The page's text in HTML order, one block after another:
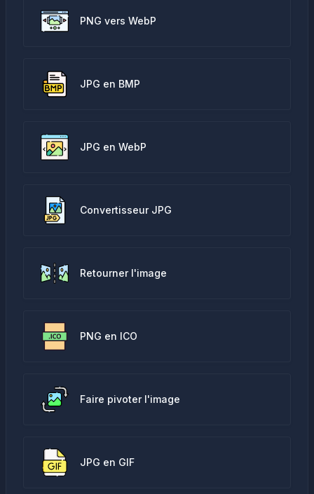
PNG vers WebP
JPG en BMP
JPG en WebP
Convertisseur JPG
Retourner l'image
PNG en ICO
Faire pivoter l'image
JPG en GIF